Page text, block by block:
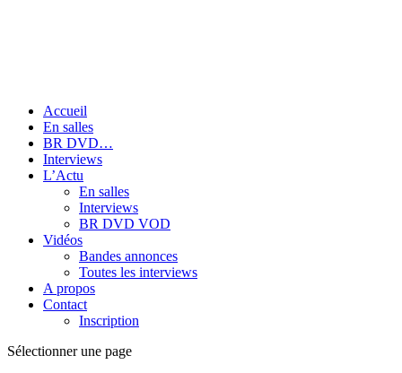
Accueil
En salles
BR DVD…
Interviews
L’Actu
En salles
Interviews
BR DVD VOD
Vidéos
Bandes annonces
Toutes les interviews
A propos
Contact
Inscription
Sélectionner une page